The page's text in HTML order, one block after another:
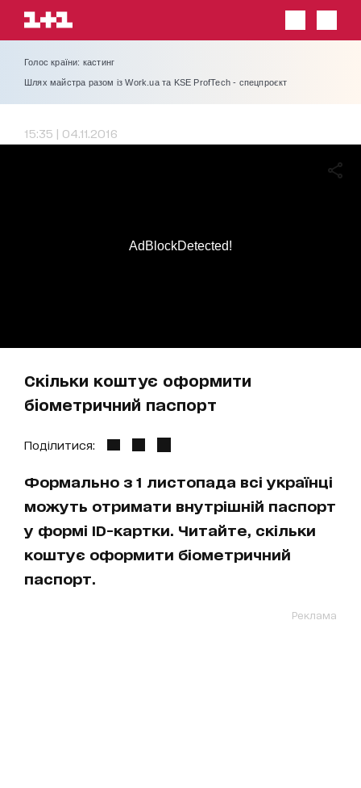
Голос країни: кастинг
Шлях майстра разом із Work.ua та KSE ProfTech - спецпроєкт
15:35 | 04.11.2016
Скільки коштує оформити
біометричний паспорт
AdBlockDetected!
Поділитися:
Формально з 1 листопада всі українці
можуть отримати внутрішній паспорт
у формі ID-картки. Читайте, скільки
коштує оформити біометричний
паспорт.
Реклама